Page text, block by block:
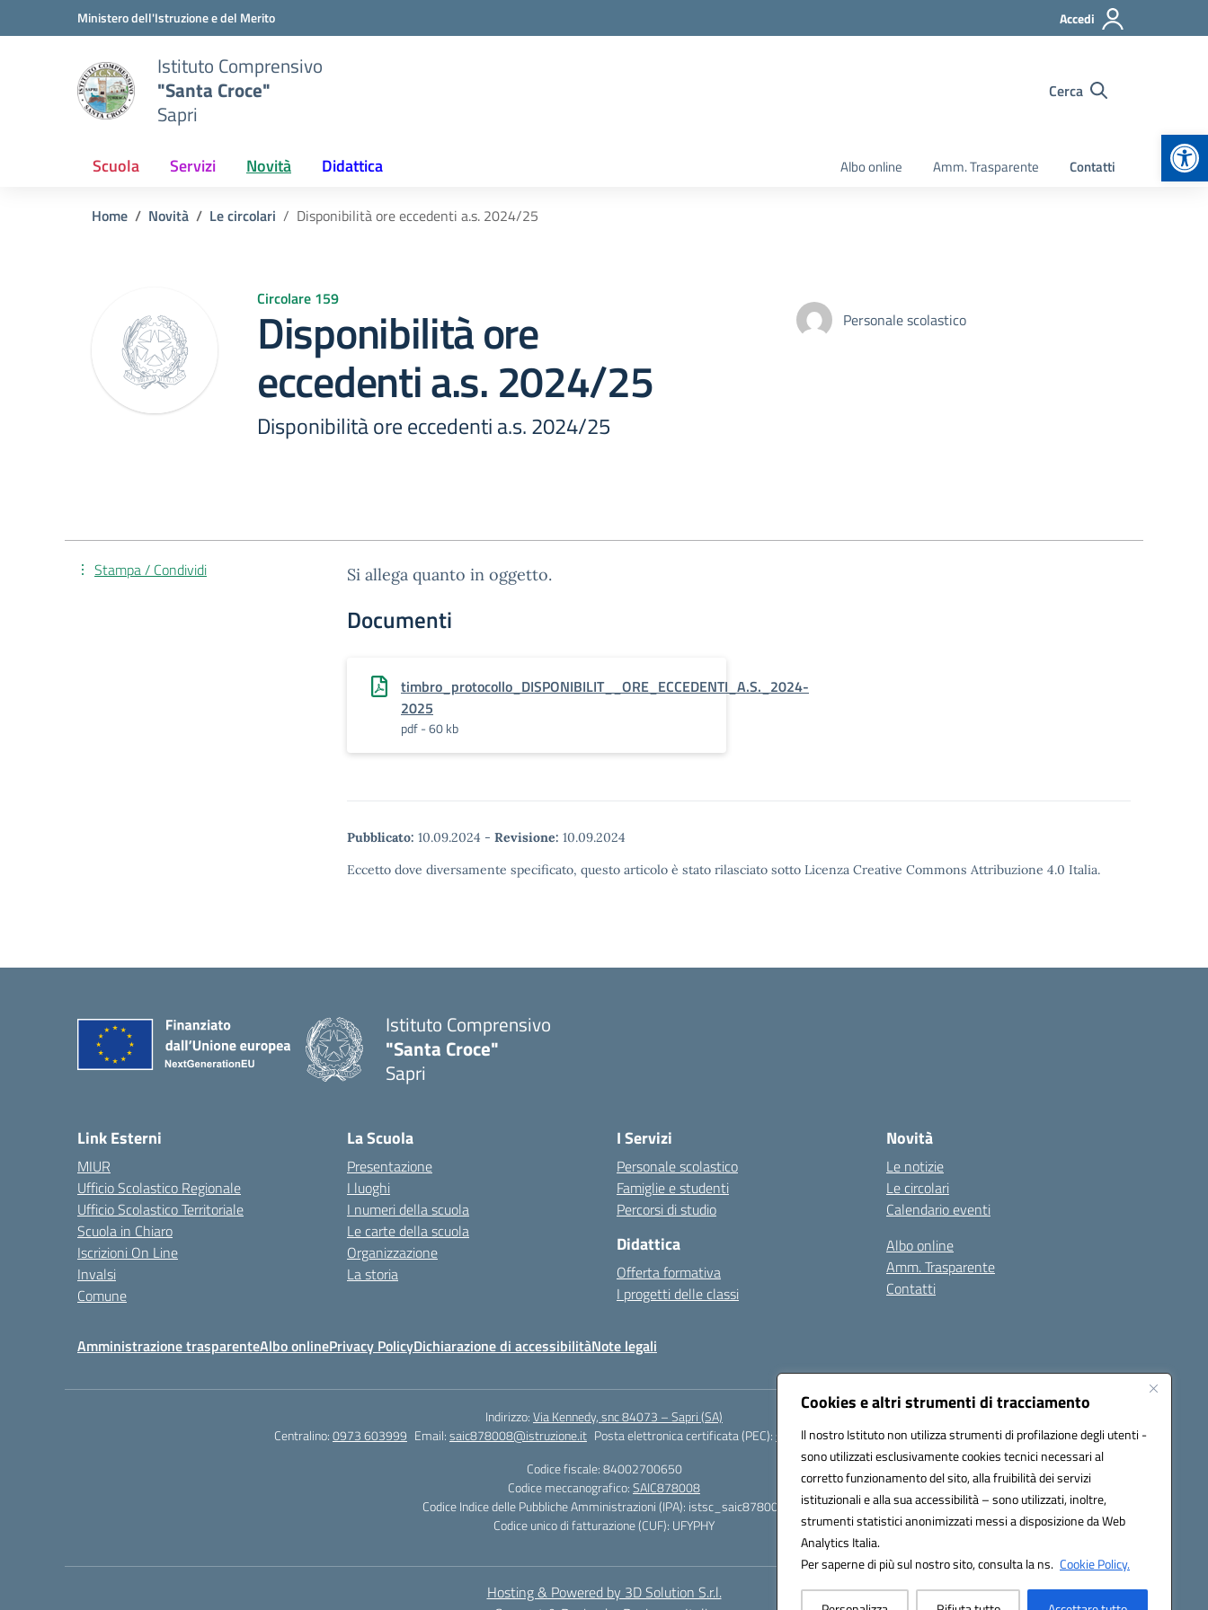
Cookies e altri strumenti di tracciamento
Il nostro Istituto non utilizza strumenti di profilazione degli utenti -
sono utilizzati esclusivamente cookies tecnici necessari al
corretto funzionamento del sito, alla fruibilità dei servizi
istituzionali e alla sua accessibilità – sono utilizzati, inoltre,
strumenti statistici anonimizzati messi a disposizione da Web
Analytics Italia.
Per saperne di più sul nostro sito, consulta la ns. Cookie Policy.
Vai ai contenuti
Vai al menu di navigazioneMinistero dell'Istruzione e del Merito Accedi
Istituto Comprensivo
"Santa Croce"
Sapri
Cerca
Scuola Servizi Novità Didattica Albo online Amm. Trasparente Contatti
Home Novità Le circolari Disponibilità ore eccedenti a.s. 2024/25
Circolare 159
Disponibilità ore
eccedenti a.s. 2024/25
Disponibilità ore eccedenti a.s. 2024/25
Personale scolastico
Si allega quanto in oggetto.
Documenti
timbro_protocollo_DISPONIBILIT__ORE_ECCEDENTI_A.S._2024-
2025
pdf - 60 kb
Pubblicato: 10.09.2024 - Revisione: 10.09.2024
Eccetto dove diversamente specificato, questo articolo è stato rilasciato sotto Licenza Creative Commons Attribuzione 4.0 Italia.
Stampa / Condividi
Istituto Comprensivo
"Santa Croce"
Sapri
Link Esterni
MIUR
Ufficio Scolastico Regionale
Ufficio Scolastico Territoriale
Scuola in Chiaro
Iscrizioni On Line
Invalsi
Comune
La Scuola
Presentazione
I luoghi
I numeri della scuola
Le carte della scuola
Organizzazione
La storia
I Servizi
Personale scolastico
Famiglie e studenti
Percorsi di studio
Didattica
Offerta formativa
I progetti delle classi
Novità
Le notizie
Le circolari
Calendario eventi
Albo online
Amm. Trasparente
Contatti
Amministrazione trasparenteAlbo onlinePrivacy PolicyDichiarazione di accessibilitàNote legali
Indirizzo:Via Kennedy, snc 84073 – Sapri (SA)
Centralino:0973 603999 Email:saic878008@istruzione.it Posta elettronica certificata (PEC):saic878008@pec.istruzione.it
Codice fiscale: 84002700650
Codice meccanografico:SAIC878008
Codice Indice delle Pubbliche Amministrazioni (IPA): istsc_saic878008
Codice unico di fatturazione (CUF): UFYPHY
Hosting & Powered by 3D Solution S.r.l.